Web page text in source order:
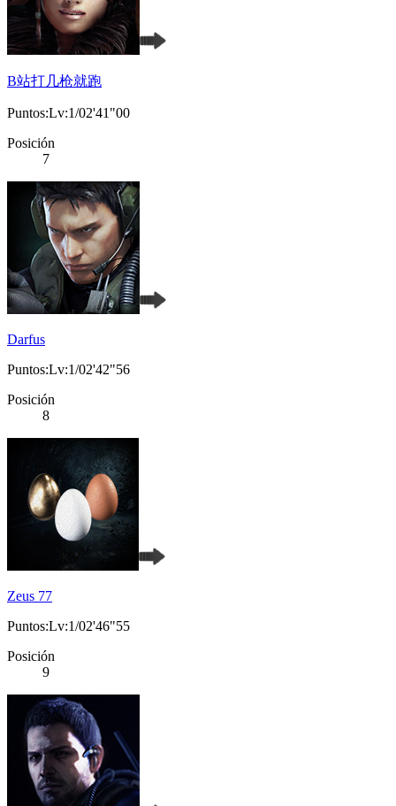
B站打几枪就跑
Puntos:Lv:1/02'41"00
Posición
7
Darfus
Puntos:Lv:1/02'42"56
Posición
8
Zeus 77
Puntos:Lv:1/02'46"55
Posición
9